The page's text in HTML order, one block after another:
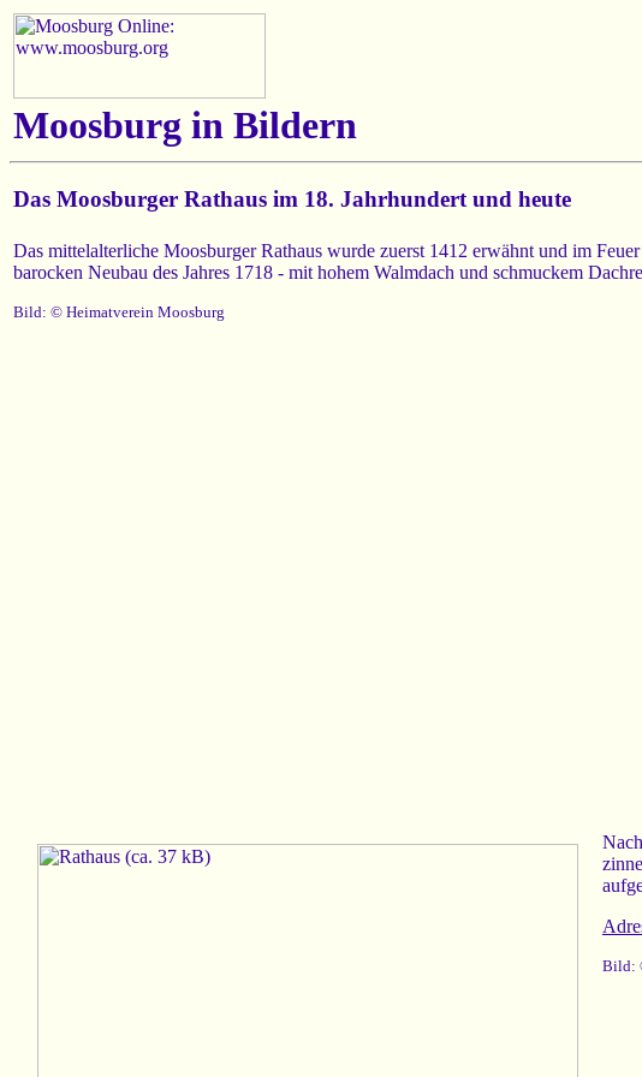
Moosburg in Bildern
Das Moosburger Rathaus im 18. Jahrhundert und heute
Das mittelalterliche Moosburger Rathaus wurde zuerst 1412 erwähnt und im
barocken Neubau des Jahres 1718 - mit hohem Walmdach und schmuckem
Bild: © Heimatverein Moosburg
Bild: